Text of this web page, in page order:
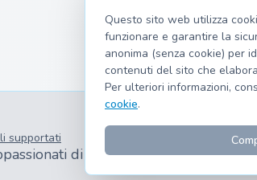
supportati
di auto e moto.
Questo sito web utilizza
funzionare e garantire la
anonima (senza cookie) per
contenuti del sito che
Per ulteriori informazioni,
cookie.